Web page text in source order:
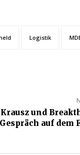
Logistik
und
auf dem